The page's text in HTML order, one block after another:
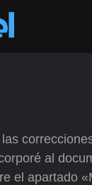
las
al
el apartado